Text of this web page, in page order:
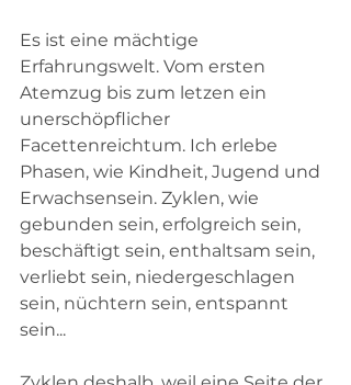
Es ist eine mächtige
Erfahrungswelt. Vom ersten
Atemzug bis zum letzen ein
unerschöpflicher
Facettenreichtum. Ich erlebe
Phasen, wie Kindheit, Jugend und
Erwachsensein. Zyklen, wie
gebunden sein, erfolgreich sein,
beschäftigt sein, enthaltsam sein,
verliebt sein, niedergeschlagen
sein, nüchtern sein, entspannt
sein...